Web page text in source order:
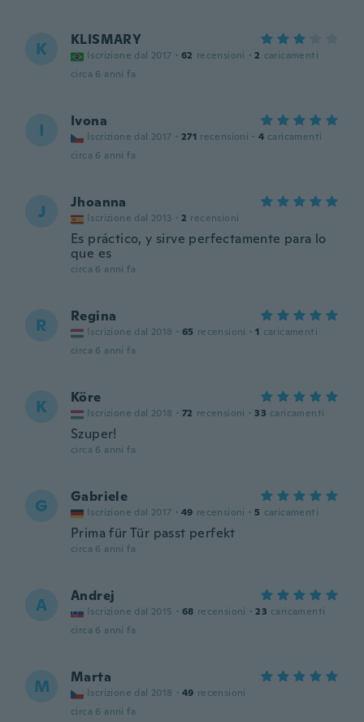
K KLISMARY
Iscrizione dal 2017 · 62 recensioni · 2 caricamenti
circa 6 anni fa
I Ivona
Iscrizione dal 2017 · 271 recensioni · 4 caricamenti
circa 6 anni fa
J Jhoanna
Iscrizione dal 2013 · 2 recensioni
Es práctico, y sirve perfectamente para lo
que es
circa 6 anni fa
R Regina
Iscrizione dal 2018 · 65 recensioni · 1 caricamenti
circa 6 anni fa
K Köre
Iscrizione dal 2018 · 72 recensioni · 33 caricamenti
Szuper!
circa 6 anni fa
G Gabriele
Iscrizione dal 2017 · 49 recensioni · 5 caricamenti
Prima für Tür passt perfekt
circa 6 anni fa
A Andrej
Iscrizione dal 2015 · 68 recensioni · 23 caricamenti
circa 6 anni fa
M Marta
Iscrizione dal 2018 · 49 recensioni
circa 6 anni fa